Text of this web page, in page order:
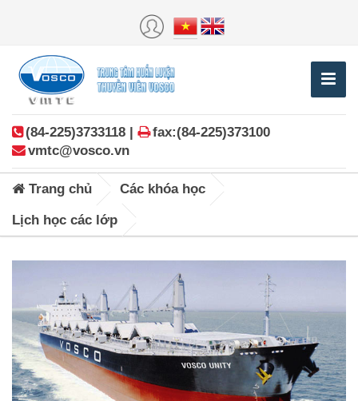
(84-225)3733118 |
fax:(84-225)373100
vmtc@vosco.vn
Trang chủ Các khóa học
Lịch học các lớp